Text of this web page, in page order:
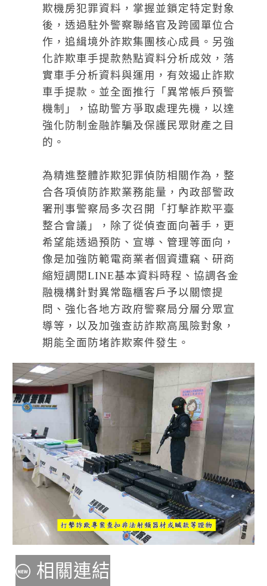
欺機房犯罪資料，掌握並鎖定特定對象
後，透過駐外警察聯絡官及跨國單位合
作，追緝境外詐欺集團核心成員。另強
化詐欺車手提款熱點資料分析成效，落
實車手分析資料與運用，有效遏止詐欺
車手提款。並全面推行「異常帳戶預警
機制」，協助警方爭取處理先機，以達
強化防制金融詐騙及保護民眾財產之目
的。
為精進整體詐欺犯罪偵防相關作為，整
合各項偵防詐欺業務能量，內政部警政
署刑事警察局多次召開「打擊詐欺平臺
整合會議」，除了從偵查面向著手，更
希望能透過預防、宣導、管理等面向，
像是加強防範電商業者個資遭竊、研商
縮短調閱LINE基本資料時程、協調各金
融機構針對異常臨櫃客戶予以關懷提
問、強化各地方政府警察局分層分眾宣
導等，以及加強查訪詐欺高風險對象，
期能全面防堵詐欺案件發生。
相關連結